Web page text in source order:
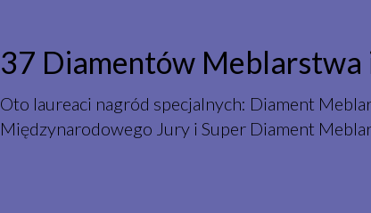
37 Diamentów Meblarstwa
Oto laureaci nagród specjalnych: Diament
Międzynarodowego Jury i Super Diament